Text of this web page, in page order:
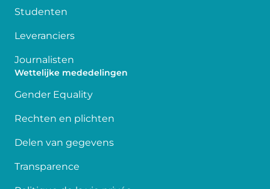
Studenten
Leveranciers
Journalisten
Wettelijke mededelingen
Gender Equality
Rechten en plichten
Delen van gegevens
Transparence